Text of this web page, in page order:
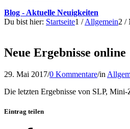
Blog - Aktuelle Neuigkeiten
Du bist hier: Startseite1 / Allgemein2 /
Neue Ergebnisse online
29. Mai 2017/0 Kommentare/in
Die letzten Ergebnisse von SLP,
Eintrag teilen